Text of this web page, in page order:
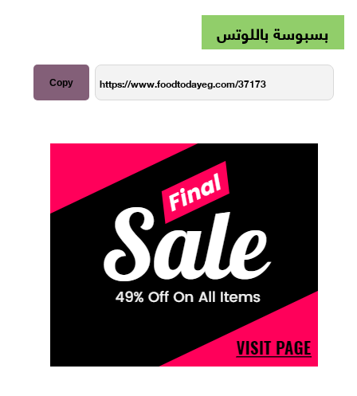
بسبوسة باللوتس
Copy